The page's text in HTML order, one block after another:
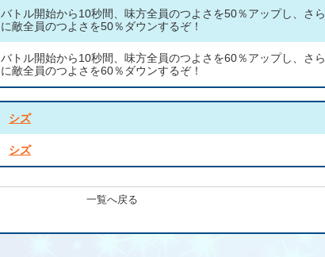
バトル開始から10秒間、味方全員のつよさを50％アップし、さら
に敵全員のつよさを50％ダウンするぞ！
バトル開始から10秒間、味方全員のつよさを60％アップし、さら
に敵全員のつよさを60％ダウンするぞ！
シズ
シズ
一覧へ戻る